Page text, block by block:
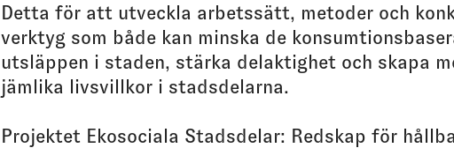
Detta för att utveckla arbetssätt, metoder och
verktyg som både kan minska de
utsläppen i staden, stärka delaktighet och skapa
jämlika livsvillkor i stadsdelarna.
Projektet Ekosociala Stadsdelar: Redskap för